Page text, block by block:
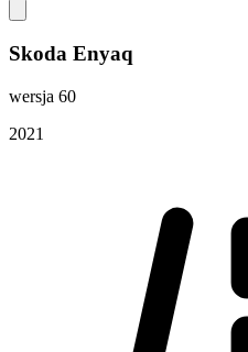
Skoda Enyaq
wersja 60
2021